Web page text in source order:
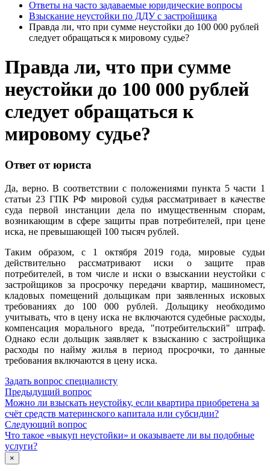
Ответы на часто задаваемые юридические вопросы
Взыскание неустойки по ДДУ с застройщика
Правда ли, что при сумме неустойки до 100 000 рублей
следует обращаться к мировому судье?
Правда ли, что при сумме
неустойки до 100 000 рублей
следует обращаться к
мировому судье?
Ответ от юриста
Да, верно. В соответствии с положениями пункта 5 части 1
статьи 23 ГПК РФ мировой судья рассматривает в качестве
суда первой инстанции дела по имущественным спорам,
возникающим в сфере защиты прав потребителей, при цене
иска, не превышающей 100 тысяч рублей.
Таким образом, с 1 октября 2019 года, мировые судьи
действительно рассматривают иски о защите прав
потребителей, в том числе и иски о взыскании неустойки с
застройщиков за просрочку передачи квартир, машиномест,
кладовых помещений дольщикам при заявленных исковых
требованиях до 100 000 рублей. Дольщику необходимо
учитывать, что в цену иска не включаются судебные расходы,
компенсация морального вреда, "потребительский" штраф.
Однако если дольщик заявляет к взысканию с застройщика
расходы по найму жилья в период просрочки, то данные
требования включаются в цену иска.
Задать вопрос специалисту
Предыдущий вопрос
Можно ли взыскать неустойку, если квартира приобретена за
счёт средств материнского капитала или субсидии?
Следующий вопрос
Что такое «выкуп неустойки» и оказываете ли вы подобные
услуги?
×